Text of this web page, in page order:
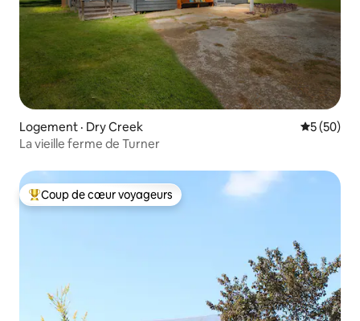
Logement · Dry Creek Note
5 (50)
La vieille ferme de Turner
Coup de cœur voyageurs parmi les plus aimés
Coup de cœur voyageurs